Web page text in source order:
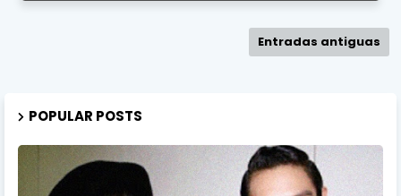
Entradas antiguas
POPULAR POSTS